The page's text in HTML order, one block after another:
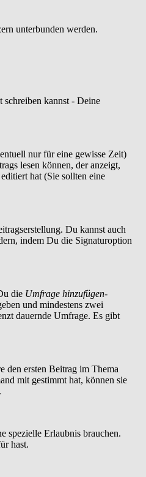
unterbunden werden.
schreiben kannst - Deine
nur für eine gewisse Zeit)
lesen können, der anzeigt,
hat (Sie sollten eine
Du kannst auch
indem Du die Signaturoption
die Umfrage hinzufügen-
und mindestens zwei
dauernde Umfrage. Es gibt
den ersten Beitrag im Thema
mit gestimmt hat, können sie
spezielle Erlaubnis brauchen.
hast.